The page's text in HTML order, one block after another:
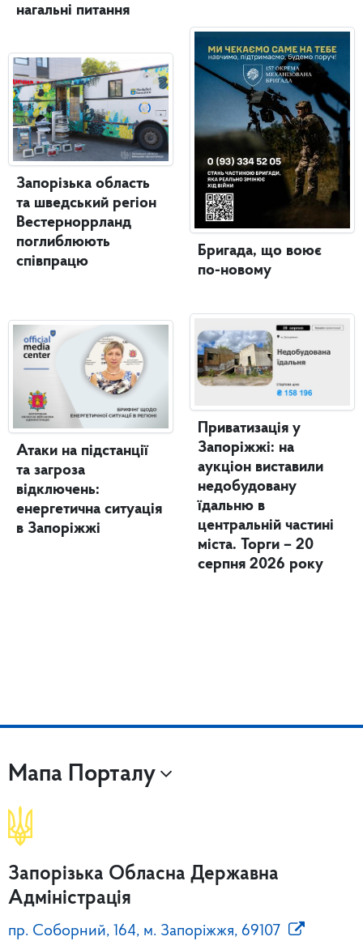
нагальні питання
Запорізька область
та шведський регіон
Вестерноррланд
поглиблюють
співпрацю
Атаки на підстанції
та загроза
відключень:
енергетична ситуація
в Запоріжжі
Бригада, що воює
по-новому
Приватизація у
Запоріжжі: на
аукціон виставили
недобудовану
їдальню в
центральній частині
міста. Торги – 20
серпня 2026 року
Мапа Порталу
Запорізька Обласна Державна
Адміністрація
пр. Соборний, 164, м. Запоріжжя, 69107